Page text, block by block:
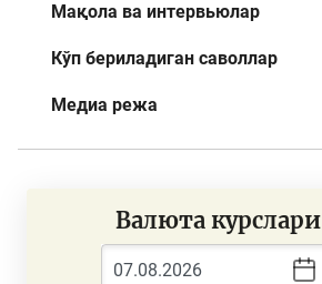
Мақола ва интервьюлар
Кўп бериладиган саволлар
Медиа режа
Валюта курслари